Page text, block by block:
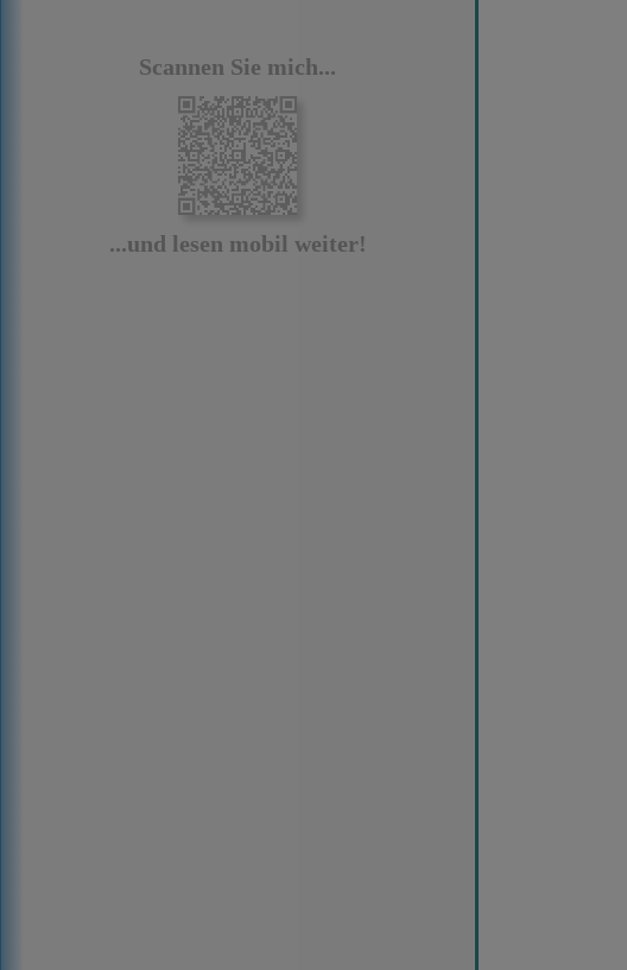
Scannen Sie mich...
...und lesen mobil weiter!